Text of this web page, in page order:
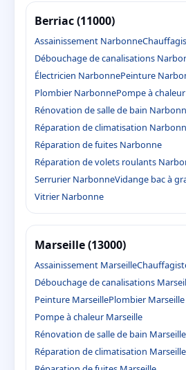
Berriac (11000)
Assainissement Narbonne
Débouchage de canalisations
Électricien NarbonnePeinture
Plombier NarbonnePompe à
Rénovation de salle de bain
Réparation de climatisation
Réparation de fuites Narbonne
Réparation de volets roulants
Serrurier NarbonneVidange bac à
Vitrier Narbonne
Marseille (13000)
Assainissement Marseille
Débouchage de canalisations
Peinture MarseillePlombier Marseille
Pompe à chaleur Marseille
Rénovation de salle de bain Marseille
Réparation de climatisation Marseille